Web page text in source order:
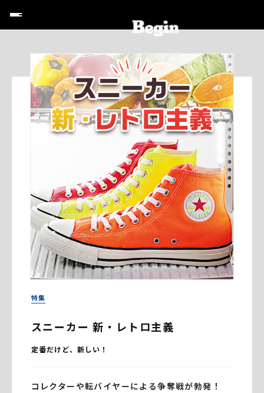
特集
スニーカー 新・レトロ主義
定番だけど、新しい！
コレクターや転バイヤーによる争奪戦が勃発！